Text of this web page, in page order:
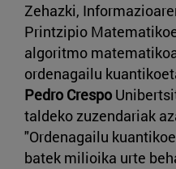
Zehazki,
Printzipio
algoritmo
ordenagailu
Pedro Crespo
taldeko zuzendariak
"Ordenagailu
batek milioika urte